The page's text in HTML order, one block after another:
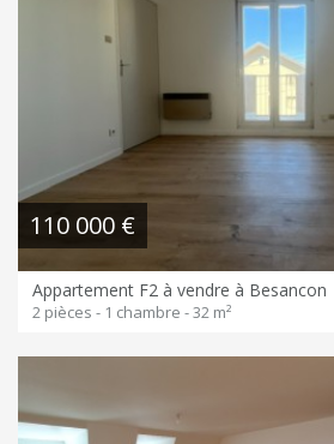
110 000 €
Appartement F2 à vendre à Besancon
2 pièces - 1 chambre - 32 m²